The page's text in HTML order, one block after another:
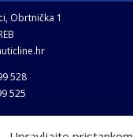
Obrtnička 1
528
525